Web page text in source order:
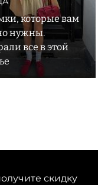
которые вам
нужны.
все в этой
скидку